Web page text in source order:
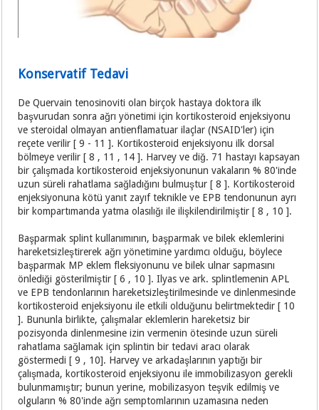
Konservatif Tedavi
De Quervain tenosinoviti olan birçok hastaya doktora ilk
başvurudan sonra ağrı yönetimi için kortikosteroid enjeksiyonu
ve steroidal olmayan antienflamatuar ilaçlar (NSAID'ler) için
reçete verilir [ 9 - 11 ]. Kortikosteroid enjeksiyonu ilk dorsal
bölmeye verilir [ 8 , 11 , 14 ]. Harvey ve diğ. 71 hastayı kapsayan
bir çalışmada kortikosteroid enjeksiyonunun vakaların % 80'inde
uzun süreli rahatlama sağladığını bulmuştur [ 8 ]. Kortikosteroid
enjeksiyonuna kötü yanıt zayıf teknikle ve EPB tendonunun ayrı
bir kompartımanda yatma olasılığı ile ilişkilendirilmiştir [ 8 , 10 ].
Başparmak splint kullanımının, başparmak ve bilek eklemlerini
hareketsizleştirerek ağrı yönetimine yardımcı olduğu, böylece
başparmak MP eklem fleksiyonunu ve bilek ulnar sapmasını
önlediği gösterilmiştir [ 6 , 10 ]. Ilyas ve ark. splintlemenin APL
ve EPB tendonlarının hareketsizleştirilmesinde ve dinlenmesinde
kortikosteroid enjeksiyonu ile etkili olduğunu belirtmektedir [ 10
]. Bununla birlikte, çalışmalar eklemlerin hareketsiz bir
pozisyonda dinlenmesine izin vermenin ötesinde uzun süreli
rahatlama sağlamak için splintin bir tedavi aracı olarak
göstermedi [ 9 , 10]. Harvey ve arkadaşlarının yaptığı bir
çalışmada, kortikosteroid enjeksiyonu ile immobilizasyon gerekli
bulunmamıştır; bunun yerine, mobilizasyon teşvik edilmiş ve
olguların % 80'inde ağrı semptomlarının uzamasına neden